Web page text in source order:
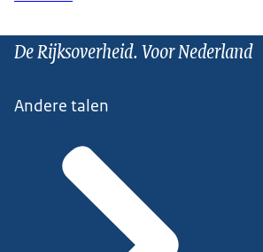
De Rijksoverheid. Voor Nederland
Andere talen